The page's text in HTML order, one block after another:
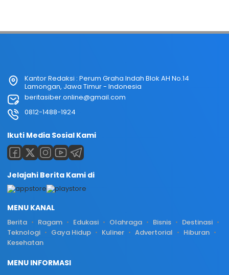
Kantor Redaksi : Perum Graha Indah Blok AH No.14
Lamongan, Jawa Timur - Indonesia
beritasiber.online@gmail.com
0812-1488-1924
Ikuti Media Sosial Kami
Jelajahi Berita Kami di
MENU KANAL
Berita Ragam Edukasi Olahraga Bisnis
Destinasi
Teknologi
Gaya Hidup Kuliner Advertorial
Hiburan
Kesehatan
MENU INFORMASI